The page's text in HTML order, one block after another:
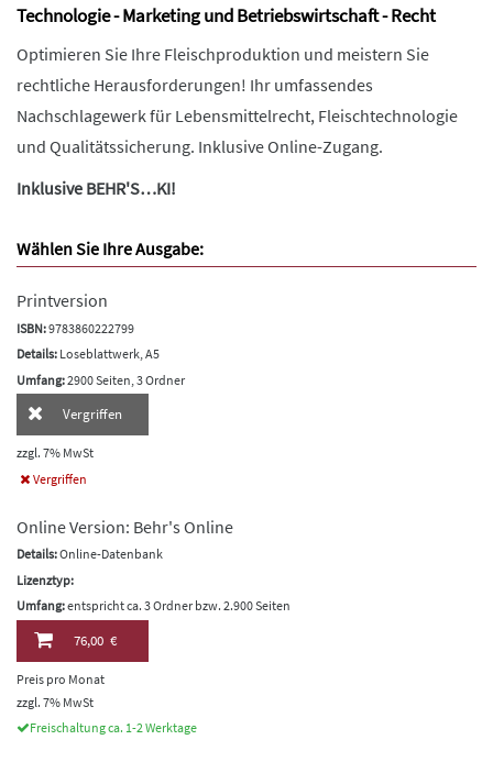
Technologie - Marketing und Betriebswirtschaft - Recht
Optimieren Sie Ihre Fleischproduktion und meistern Sie
rechtliche Herausforderungen! Ihr umfassendes
Nachschlagewerk für Lebensmittelrecht, Fleischtechnologie
und Qualitätssicherung. Inklusive Online-Zugang.
Inklusive BEHR'S…KI!
Wählen Sie Ihre Ausgabe:
Printversion
ISBN:9783860222799
Details: Loseblattwerk, A5
Umfang:2900 Seiten, 3 Ordner
Vergriffen
zzgl. 7% MwSt
Vergriffen
Online Version: Behr's Online
Details:Online-Datenbank
Lizenztyp:
Umfang:entspricht ca. 3 Ordner bzw. 2.900 Seiten
76,00 €
Preis pro Monat
zzgl. 7% MwSt
Freischaltung ca. 1-2 Werktage